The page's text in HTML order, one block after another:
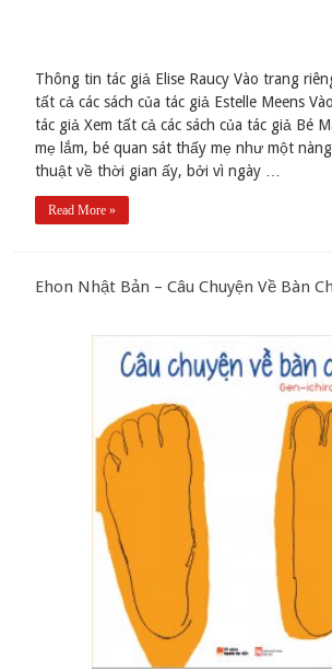
Thông tin tác giả Elise Raucy Vào trang
tất cả các sách của tác giả Estelle Meens
tác giả Xem tất cả các sách của tác giả Bé
mẹ lắm, bé quan sát thấy mẹ như một
thuật về thời gian ấy, bởi vì ngày …
Read More »
Ehon Nhật Bản – Câu Chuyện Về Bàn